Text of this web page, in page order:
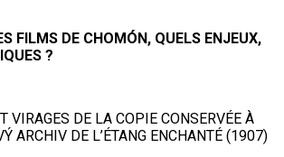
FILMS DE CHOMÓN, QUELS ENJEUX,
?
VIRAGES DE LA COPIE CONSERVÉE À
ARCHIV DE L’ÉTANG ENCHANTÉ (1907)